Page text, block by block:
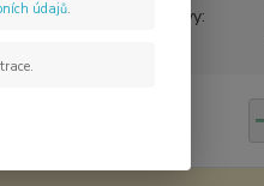
Množstevní slevy:
údajů.